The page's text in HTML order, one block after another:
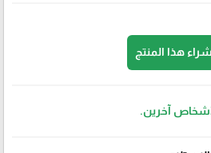
شراء هذا المنتج
آخرين.